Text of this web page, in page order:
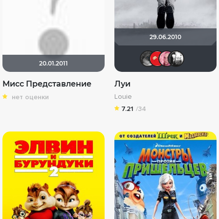
20.01.2011
Мисс Представление
нет оценки
29.06.2010
Луи
Louie
7.21 /34